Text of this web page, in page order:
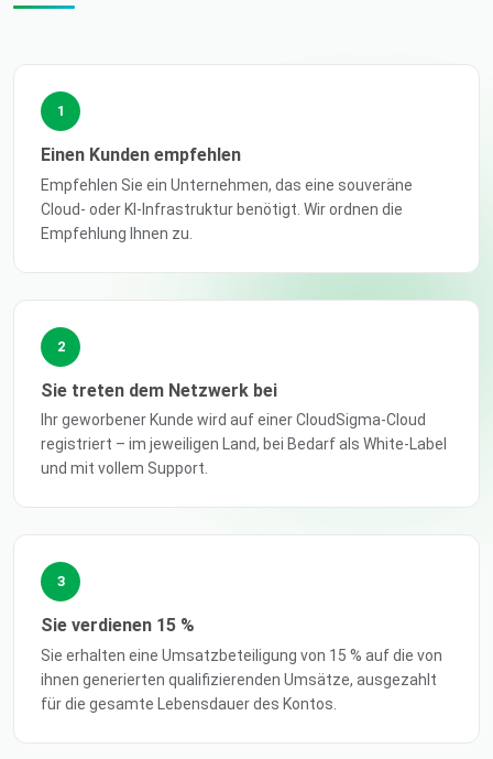
1
Einen Kunden empfehlen
Empfehlen Sie ein Unternehmen, das eine souveräne
Cloud- oder KI-Infrastruktur benötigt. Wir ordnen die
Empfehlung Ihnen zu.
2
Sie treten dem Netzwerk bei
Ihr geworbener Kunde wird auf einer CloudSigma-Cloud
registriert – im jeweiligen Land, bei Bedarf als White-Label
und mit vollem Support.
3
Sie verdienen 15 %
Sie erhalten eine Umsatzbeteiligung von 15 % auf die von
ihnen generierten qualifizierenden Umsätze, ausgezahlt
für die gesamte Lebensdauer des Kontos.